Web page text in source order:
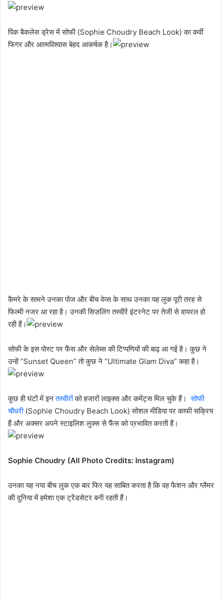
पिंक बैकलेस ड्रेस में सोफी (Sophie Choudry Beach Look) का कर्वी
फिगर और आत्मविश्वास बेहद आकर्षक है।
कैमरे के सामने उनका पोज और बीच वेव्स के साथ उनका यह लुक पूरी तरह से
फिल्मी नजर आ रहा है। उनकी सिज़लिंग तस्वीरें इंटरनेट पर तेजी से वायरल हो
रही हैं।
सोफी के इस पोस्ट पर फैंस और सेलेब्स की टिप्पणियों की बाढ़ आ गई है। कुछ ने
उन्हें “Sunset Queen” तो कुछ ने “Ultimate Glam Diva” कहा है।
कुछ ही घंटों में इनतस्वीरोंको हजारों लाइक्स और कमेंट्स मिल चुके हैं।सोफी
चौधरी(Sophie Choudry Beach Look) सोशल मीडिया पर काफी सक्रिय
हैं और अक्सर अपने स्टाइलिश लुक्स से फैंस को प्रभावित करती हैं।
Sophie Choudry (All Photo Credits: Instagram)
उनका यह नया बीच लुक एक बार फिर यह साबित करता है कि वह फैशन और ग्लैमर
की दुनिया में हमेशा एक ट्रेंडसेटर बनी रहती हैं।